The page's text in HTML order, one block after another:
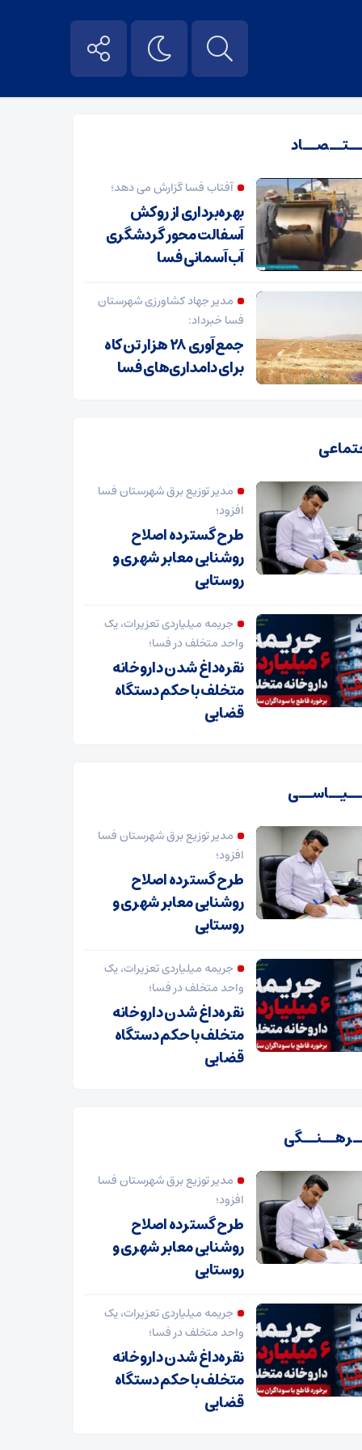
آفتاب فسا گزارش می دهد؛
بهره‌برداری از روکش
آسفالت محور گردشگری
آب‌آسمانی فسا
مدیر جهاد کشاورزی شهرستان
فسا خبرداد:
جمع‌آوری ۲۸ هزار تن کاه
برای دامداری‌های فسا
مدیر توزیع برق شهرستان فسا
افزود؛
طرح گسترده اصلاح
روشنایی معابر شهری و
روستایی
جریمه میلیاردی تعزیرات، یک
واحد متخلف در فسا؛
نقره‌داغ شدن داروخانه
متخلف با حکم دستگاه
قضایی
مدیر توزیع برق شهرستان فسا
افزود؛
طرح گسترده اصلاح
روشنایی معابر شهری و
روستایی
جریمه میلیاردی تعزیرات، یک
واحد متخلف در فسا؛
نقره‌داغ شدن داروخانه
متخلف با حکم دستگاه
قضایی
مدیر توزیع برق شهرستان فسا
افزود؛
طرح گسترده اصلاح
روشنایی معابر شهری و
روستایی
جریمه میلیاردی تعزیرات، یک
واحد متخلف در فسا؛
نقره‌داغ شدن داروخانه
متخلف با حکم دستگاه
قضایی